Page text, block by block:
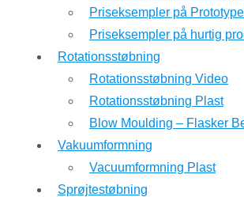
Priseksempler på
Priseksempler på hurtig
Rotationsstøbning
Rotationsstøbning Video
Rotationsstøbning Plast
Blow Moulding – Flasker
Vakuumformning
Vacuumformning Plast
Sprøjtestøbning